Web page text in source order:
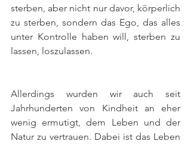
sterben, aber nicht nur davor, körperlich
zu sterben, sondern das Ego, das alles
unter Kontrolle haben will, sterben zu
lassen, loszulassen.
Allerdings wurden wir auch seit
Jahrhunderten von Kindheit an eher
wenig ermutigt, dem Leben und der
Natur zu vertrauen. Dabei ist das Leben